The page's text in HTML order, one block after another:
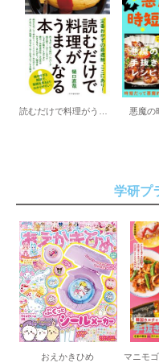
きのこのリゾット
もち麦とあさりのリゾット
豚肉のサルティンボッカ
あじのサルテインボッカ
鶏むね肉とキャベツの蒸し
骨つき鶏もも肉と白いんげ
牛すね肉のボッリートで
悪魔の
学研プ
おえかきひめ